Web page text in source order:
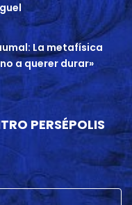
La metafísica
a querer durar»
PERSÉPOLIS